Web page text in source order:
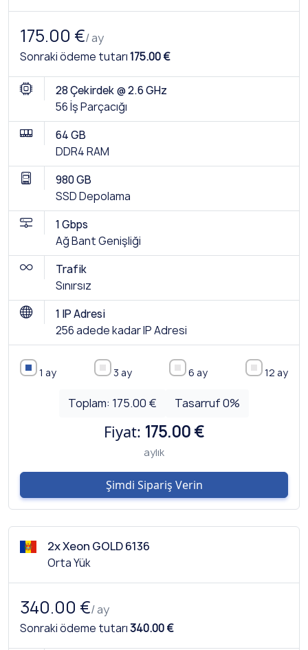
175.00 €/ ay
Sonraki ödeme tutarı175.00 €
28 Çekirdek @ 2.6 GHz
56 İş Parçacığı
64 GB
DDR4 RAM
980 GB
SSD Depolama
1 Gbps
Ağ Bant Genişliği
Trafik
Sınırsız
1 IP Adresi
256 adede kadar IP Adresi
1 ay 3 ay 6 ay 12 ay
Toplam: 175.00 € Tasarruf0%
Fiyat: 175.00 €
aylık
Şimdi Sipariş Verin
2x Xeon GOLD 6136
Orta Yük
340.00 €/ ay
Sonraki ödeme tutarı340.00 €